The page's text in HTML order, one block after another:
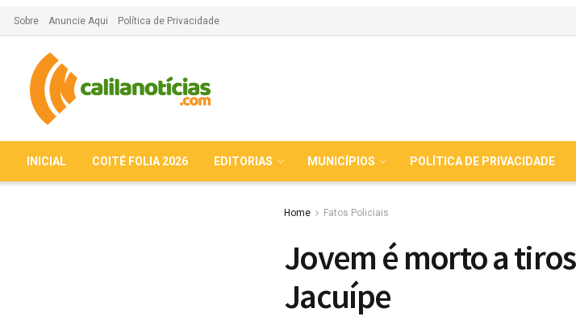
Sobre Anuncie Aqui Política de Privacidade
INICIAL COITÉ FOLIA 2026 EDITORIAS MUNICÍPIOS POLÍTICA DE PRIVACIDADE
Home Fatos Policiais
Jovem é morto a
Jacuípe